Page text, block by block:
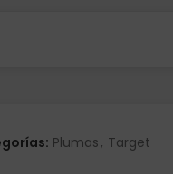
Plumas, Target